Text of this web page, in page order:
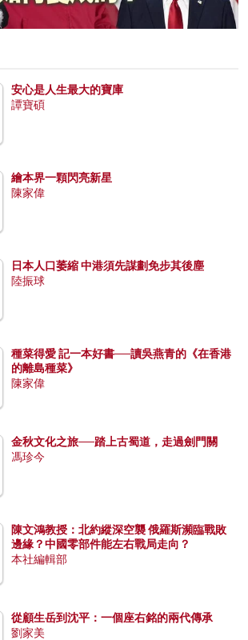
安心是人生最大的寶庫
譚寶碩
繪本界一顆閃亮新星
陳家偉
日本人口萎縮 中港須先謀劃免步其後塵
陸振球
種菜得愛 記一本好書──讀吳燕青的《在香港
的離島種菜》
陳家偉
金秋文化之旅──踏上古蜀道，走過劍門關
馮珍今
陳文鴻教授：北約縱深空襲 俄羅斯瀕臨戰敗
邊緣？中國零部件能左右戰局走向？
本社編輯部
從顧生岳到沈平：一個座右銘的兩代傳承
劉家美